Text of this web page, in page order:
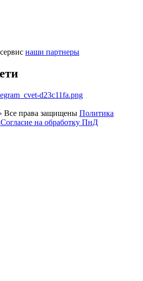
наши партнеры
Все права защищены Политика
Согласие на обработку ПнД